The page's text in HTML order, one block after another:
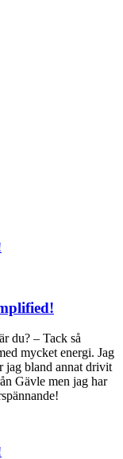
du? – Tack så
mycket energi. Jag
jag bland annat drivit
Gävle men jag har